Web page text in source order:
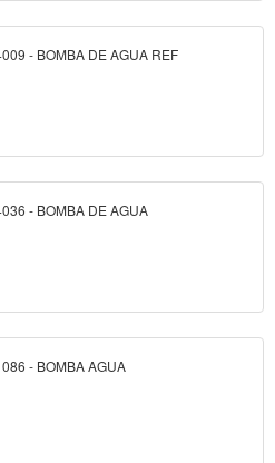
- BOMBA DE AGUA REF
- BOMBA DE AGUA
- BOMBA AGUA